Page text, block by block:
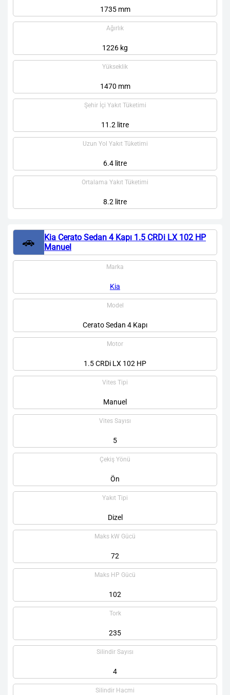
1735 mm
Ağırlık
1226 kg
Yükseklik
1470 mm
Şehir İçi Yakıt Tüketimi
11.2 litre
Uzun Yol Yakıt Tüketimi
6.4 litre
Ortalama Yakıt Tüketimi
8.2 litre
🚗
Kia Cerato Sedan 4 Kapı 1.5 CRDi LX 102 HP
Manuel
Marka
Kia
Model
Cerato Sedan 4 Kapı
Motor
1.5 CRDi LX 102 HP
Vites Tipi
Manuel
Vites Sayısı
5
Çekiş Yönü
Ön
Yakıt Tipi
Dizel
Maks kW Gücü
72
Maks HP Gücü
102
Tork
235
Silindir Sayısı
4
Silindir Hacmi